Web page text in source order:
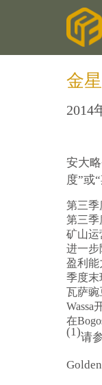
金
2014
安大
度”或
第三季
第三季
矿山运
进一步
盈利能
季度末
瓦萨豌
Wassa
在
(1)请